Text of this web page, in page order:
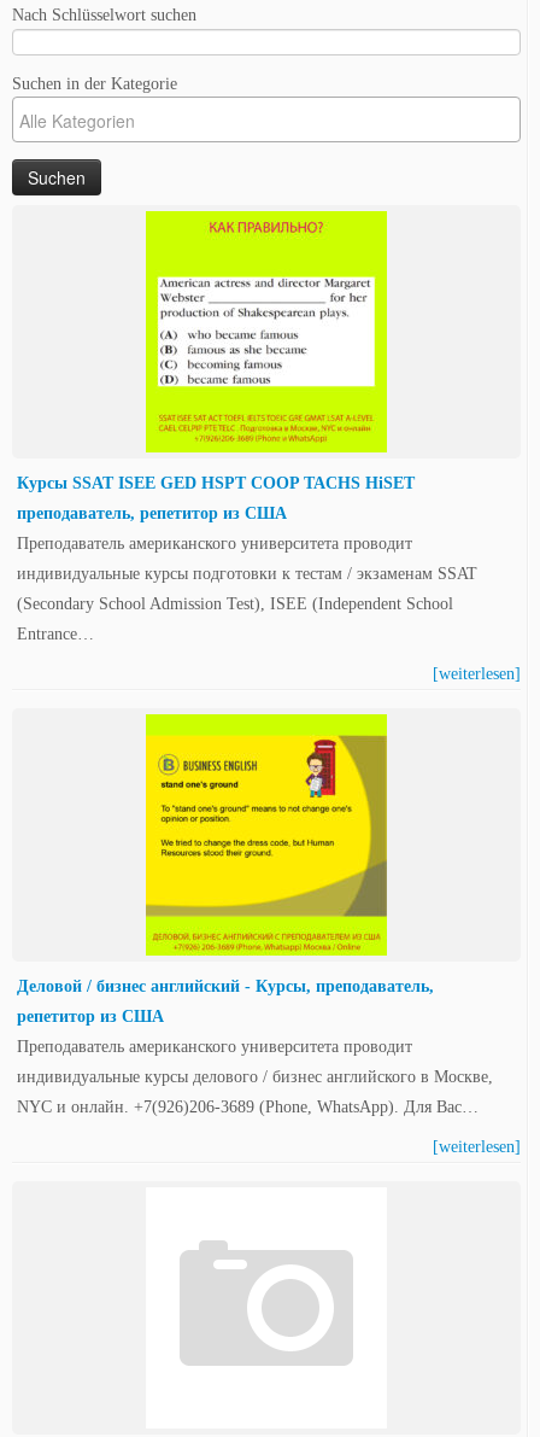
Nach Schlüsselwort suchen
Suchen in der Kategorie
Курсы SSAT ISEE GED HSPT COOP TACHS HiSET
преподаватель, репетитор из США
Преподаватель американского университета проводит
индивидуальные курсы подготовки к тестам / экзаменам SSAT
(Secondary School Admission Test), ISEE (Independent School
Entrance…
[weiterlesen]
Деловой / бизнес английский - Курсы, преподаватель,
репетитор из США
Преподаватель американского университета проводит
индивидуальные курсы делового / бизнес английского в Москве,
NYC и онлайн. +7(926)206-3689 (Phone, WhatsApp). Для Вас…
[weiterlesen]